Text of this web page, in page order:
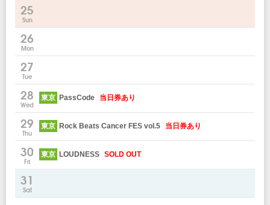
25
Sun
26
Mon
27
Tue
28
Wed
東京 PassCode 当日券あり
29
Thu
東京 Rock Beats Cancer FES vol.5 当日券あり
30
Fri
東京 LOUDNESS SOLD OUT
31
Sat